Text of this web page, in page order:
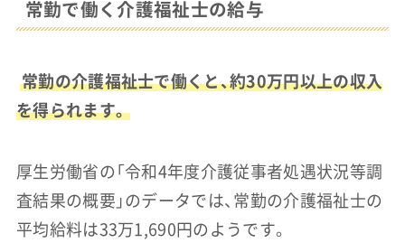
常勤で働く介護福祉士の給与
常勤の介護福祉士で働くと、約30万円以上の収入
を得られます。
厚生労働省の「令和4年度介護従事者処遇状況等調
査結果の概要」のデータでは、常勤の介護福祉士の
平均給料は33万1,690円のようです。